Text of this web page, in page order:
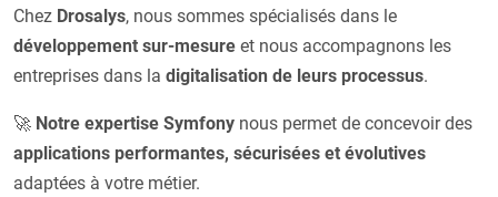
Chez Drosalys, nous sommes spécialisés dans le
développement sur-mesure et nous accompagnons les
entreprises dans la digitalisation de leurs processus.
🚀 Notre expertise Symfony nous permet de concevoir des
applications performantes, sécurisées et évolutives
adaptées à votre métier.